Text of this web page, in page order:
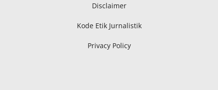
Disclaimer
Kode Etik Jurnalistik
Privacy Policy